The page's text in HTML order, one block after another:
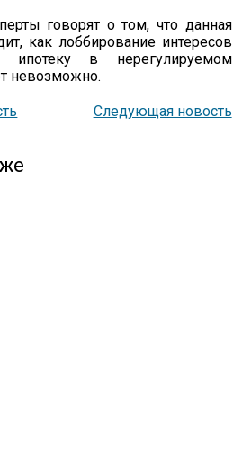
говорят о том, что данная
как лоббирование интересов
в нерегулируемом
невозможно.
Следующая новость